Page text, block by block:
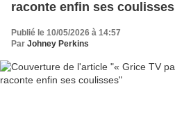
raconte enfin ses coulisses
Publié le 10/05/2026 à 14:57
Par Johney Perkins